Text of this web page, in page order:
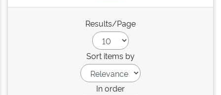
Results/Page
Sort items by
In order